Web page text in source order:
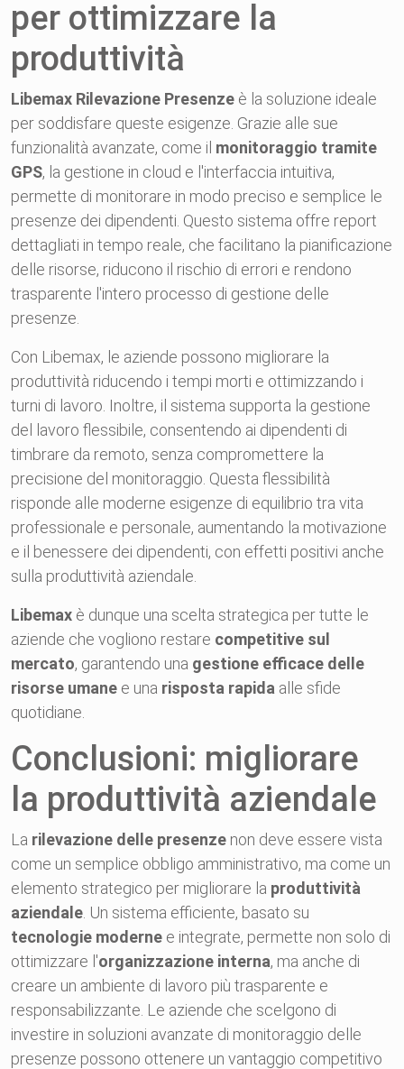
per ottimizzare la
produttività
Libemax Rilevazione Presenze è la soluzione ideale
per soddisfare queste esigenze. Grazie alle sue
funzionalità avanzate, come il monitoraggio tramite
GPS, la gestione in cloud e l'interfaccia intuitiva,
permette di monitorare in modo preciso e semplice le
presenze dei dipendenti. Questo sistema offre report
dettagliati in tempo reale, che facilitano la pianificazione
delle risorse, riducono il rischio di errori e rendono
trasparente l'intero processo di gestione delle
presenze.
Con Libemax, le aziende possono migliorare la
produttività riducendo i tempi morti e ottimizzando i
turni di lavoro. Inoltre, il sistema supporta la gestione
del lavoro flessibile, consentendo ai dipendenti di
timbrare da remoto, senza compromettere la
precisione del monitoraggio. Questa flessibilità
risponde alle moderne esigenze di equilibrio tra vita
professionale e personale, aumentando la motivazione
e il benessere dei dipendenti, con effetti positivi anche
sulla produttività aziendale.
Libemax è dunque una scelta strategica per tutte le
aziende che vogliono restare competitive sul
mercato, garantendo una gestione efficace delle
risorse umane e una risposta rapida alle sfide
quotidiane.
Conclusioni: migliorare
la produttività aziendale
La rilevazione delle presenze non deve essere vista
come un semplice obbligo amministrativo, ma come un
elemento strategico per migliorare la produttività
aziendale . Un sistema efficiente, basato su
tecnologie moderne e integrate, permette non solo di
ottimizzare l'organizzazione interna, ma anche di
creare un ambiente di lavoro più trasparente e
responsabilizzante. Le aziende che scelgono di
investire in soluzioni avanzate di monitoraggio delle
presenze possono ottenere un vantaggio competitivo